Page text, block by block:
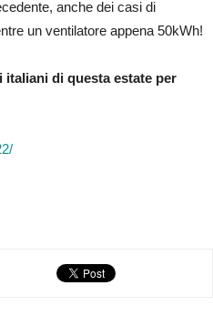
anche dei casi di
un ventilatore appena 50kWh!
di questa estate per